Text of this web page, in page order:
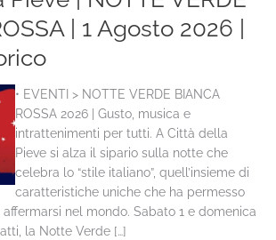
| 1 Agosto 2026 |
• EVENTI > NOTTE VERDE BIANCA
ROSSA 2026 | Gusto, musica e
intrattenimenti per tutti. A Città della
Pieve si alza il sipario sulla notte che
celebra lo “stile italiano”, quell’insieme di
caratteristiche uniche che ha permesso
nel mondo. Sabato 1 e domenica
la Notte Verde […]